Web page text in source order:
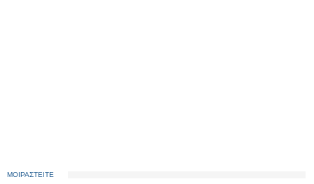
ΜΟΙΡΑΣΤΕΙΤΕ